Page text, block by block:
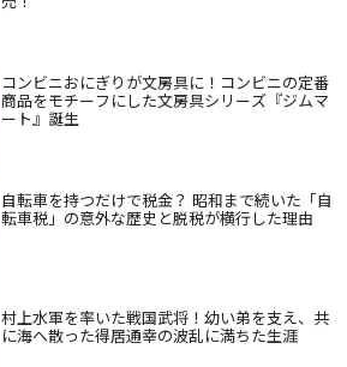
コンビニおにぎりが文房具に！コンビニの定番
商品をモチーフにした文房具シリーズ『ジムマ
ート』誕生
自転車を持つだけで税金？ 昭和まで続いた「自
転車税」の意外な歴史と脱税が横行した理由
村上水軍を率いた戦国武将！幼い弟を支え、共
に海へ散った得居通幸の波乱に満ちた生涯